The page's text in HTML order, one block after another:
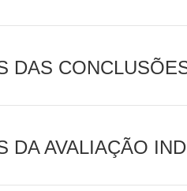
DAS
DA AVALIAÇÃO